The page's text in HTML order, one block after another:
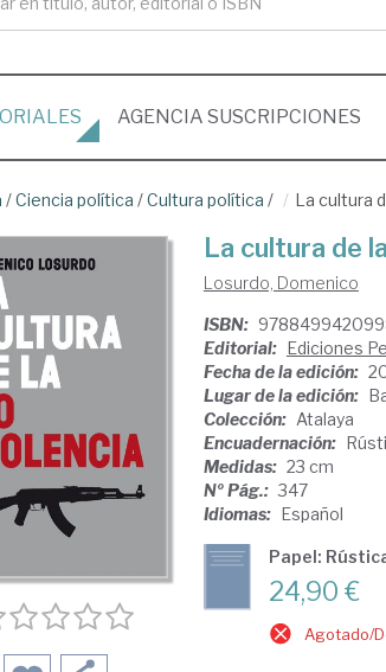
AGENCIA SUSCRIPCIONES
/Ciencia política /Cultura política / La cultura
La cultura de
Losurdo, Domenico
ISBN:
Editorial: Ediciones
Fecha de la edición:
Lugar de la edición:
Colección: Atalaya
Encuadernación:
Medidas: 23 cm
Nº Pág.: 347
Idiomas: Español
Papel:
24,90 €
Agotado/